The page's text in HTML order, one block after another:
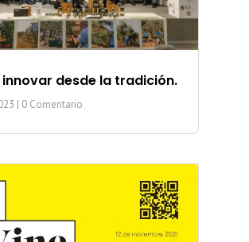
desde la tradición.
| 0 Comentario